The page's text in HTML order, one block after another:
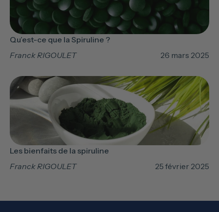
Qu’est-ce que la Spiruline ?
Franck RIGOULET
26 mars 2025
Les bienfaits de la spiruline
Franck RIGOULET
25 février 2025